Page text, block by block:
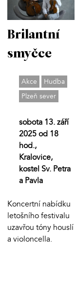
Brilantní
smyčce
Akce
Hudba
Plzeň sever
sobota 13. září
2025 od 18
hod.,
Kralovice,
kostel Sv. Petra
a Pavla
Koncertní nabídku
letošního festivalu
uzavřou tóny houslí
a violoncella.